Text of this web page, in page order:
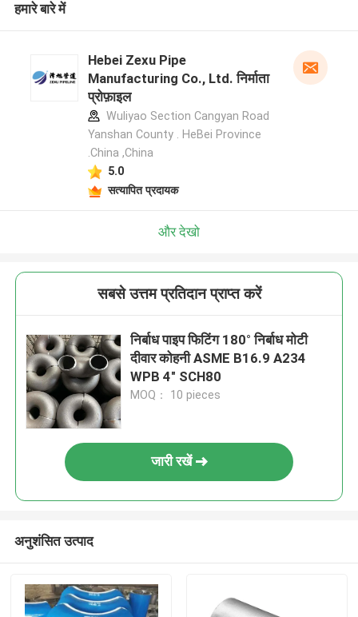
हमारे बारे में
Hebei Zexu Pipe
Manufacturing Co., Ltd. निर्माता
प्रोफ़ाइल
Wuliyao Section Cangyan Road
Yanshan County . HeBei Province
.China ,China
5.0
सत्यापित प्रदायक
और देखो
सबसे उत्तम प्रतिदान प्राप्त करें
निर्बाध पाइप फिटिंग 180° निर्बाध मोटी
दीवार कोहनी ASME B16.9 A234
WPB 4" SCH80
MOQ： 10 pieces
जारी रखें
अनुशंसित उत्पाद